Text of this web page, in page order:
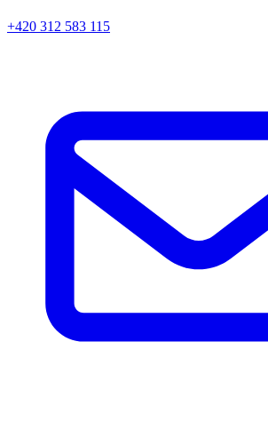
+420 312 583 115